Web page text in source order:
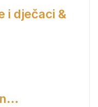
i dječaci &